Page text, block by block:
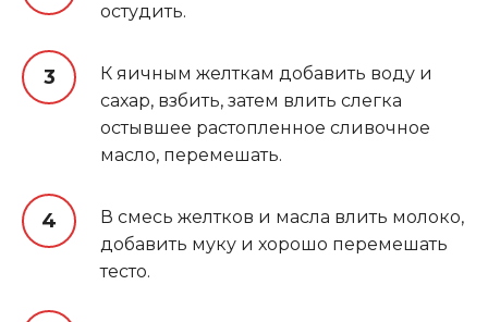
остудить.
К яичным желткам добавить воду и
сахар, взбить, затем влить слегка
остывшее растопленное сливочное
масло, перемешать.
В смесь желтков и масла влить молоко,
добавить муку и хорошо перемешать
тесто.